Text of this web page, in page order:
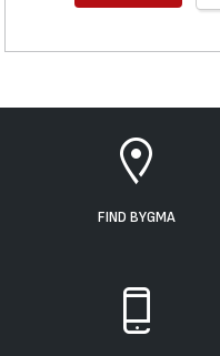
FIND BYGMA